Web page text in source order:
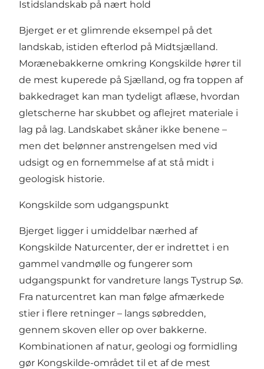
Istidslandskab på nært hold
Bjerget er et glimrende eksempel på det
landskab, istiden efterlod på Midtsjælland.
Morænebakkerne omkring Kongskilde hører til
de mest kuperede på Sjælland, og fra toppen af
bakkedraget kan man tydeligt aflæse, hvordan
gletscherne har skubbet og aflejret materiale i
lag på lag. Landskabet skåner ikke benene –
men det belønner anstrengelsen med vid
udsigt og en fornemmelse af at stå midt i
geologisk historie.
Kongskilde som udgangspunkt
Bjerget ligger i umiddelbar nærhed af
Kongskilde Naturcenter, der er indrettet i en
gammel vandmølle og fungerer som
udgangspunkt for vandreture langs Tystrup Sø.
Fra naturcentret kan man følge afmærkede
stier i flere retninger – langs søbredden,
gennem skoven eller op over bakkerne.
Kombinationen af natur, geologi og formidling
gør Kongskilde-området til et af de mest